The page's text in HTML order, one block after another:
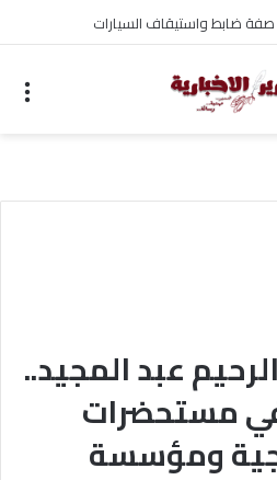
ضابط واستيقاف السيارات
عبد المجيد..
في مستحضرات
ومؤسسة